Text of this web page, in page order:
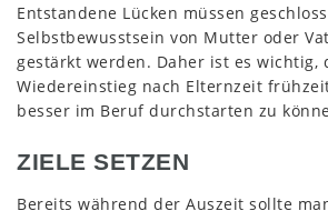
Entstandene Lücken müssen
Selbstbewusstsein von Mutter oder
gestärkt werden. Daher ist es wichtig,
Wiedereinstieg nach Elternzeit
besser im Beruf durchstarten zu
ZIELE SETZEN
Bereits während der Auszeit sollte